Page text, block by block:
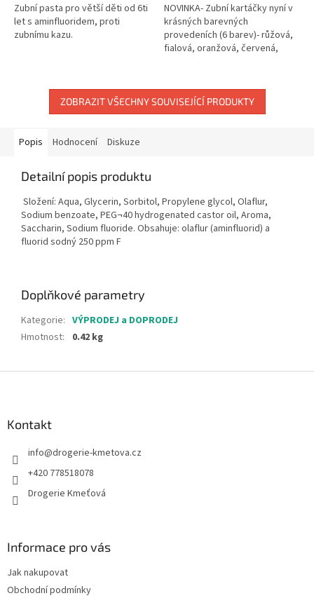
Zubní pasta pro větší děti od 6ti
let s aminfluoridem, proti
zubnímu kazu.
NOVINKA- Zubní kartáčky nyní v
krásných barevných
provedeních (6 barev)- růžová,
fialová, oranžová, červená,
ZOBRAZIT VŠECHNY SOUVISEJÍCÍ PRODUKTY
Popis Hodnocení Diskuze
Detailní popis produktu
Složení: Aqua, Glycerin, Sorbitol, Propylene glycol, Olaflur,
Sodium benzoate, PEG¬40 hydrogenated castor oil, Aroma,
Saccharin, Sodium fluoride. Obsahuje: olaflur (aminfluorid) a
fluorid sodný 250 ppm F
Doplňkové parametry
Kategorie: VÝPRODEJ a DOPRODEJ
Hmotnost: 0.42 kg
Kontakt
info@drogerie-kmetova.cz
+420 778518078
Drogerie Kmeťová
Informace pro vás
Jak nakupovat
Obchodní podmínky